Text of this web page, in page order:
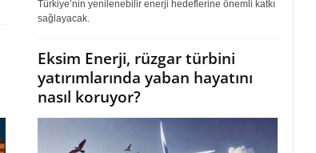
Türkiye’nin yenilenebilir enerji hedeflerine önemli katkı
sağlayacak.
Eksim Enerji, rüzgar türbini
yatırımlarında yaban hayatını
nasıl koruyor?